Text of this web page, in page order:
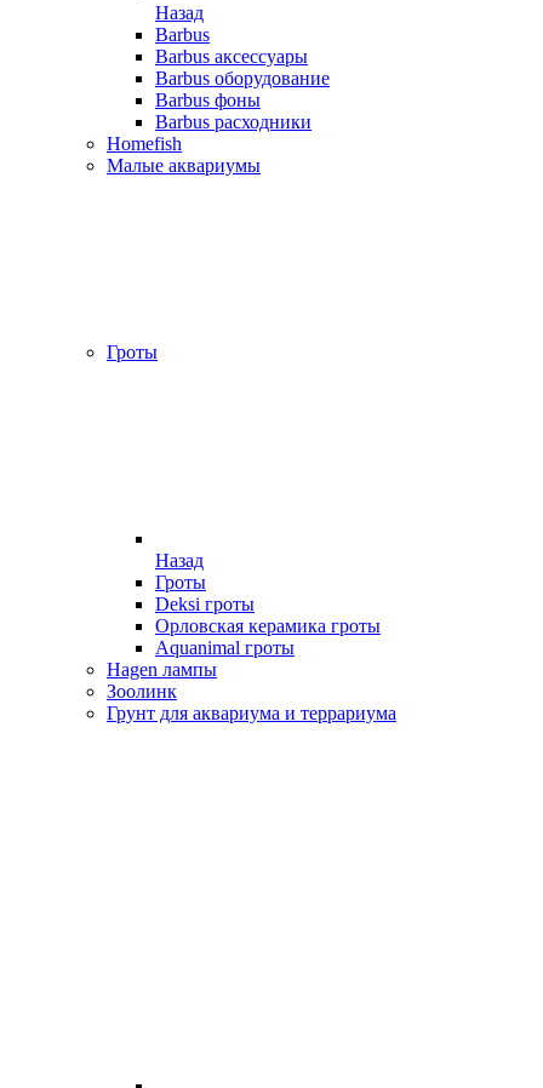
Назад
Barbus
Barbus аксессуары
Barbus оборудование
Barbus фоны
Barbus расходники
Homefish
Малые аквариумы
Гроты
Назад
Гроты
Deksi гроты
Орловская керамика гроты
Aquanimal гроты
Hagen лампы
Зоолинк
Грунт для аквариума и террариума